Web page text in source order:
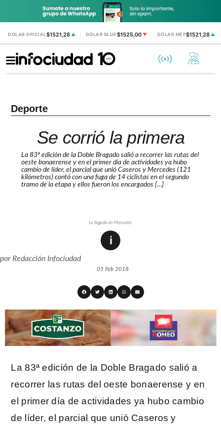
DÓLAR OFICIAL$1521,28 ▲ DÓLAR BLUE$1525,00 ▼ DÓLAR MEP$1521,28▲
Deporte
Se corrió la primera
La 83ª edición de la Doble Bragado salió a recorrer las rutas del
oeste bonaerense y en el primer día de actividades ya hubo
cambio de líder, el parcial que unió Caseros y Mercedes (121
kilómetros) contó con una fuga de 14 ciclistas en el segundo
tramo de la etapa y ellos fueron los encargados […]
La llegada en Mercedes.
porRedacción Infociudad
05 Feb 2018
La 83ª edición de la Doble Bragado salió a
recorrer las rutas del oeste bonaerense y en
el primer día de actividades ya hubo cambio
de líder, el parcial que unió Caseros y